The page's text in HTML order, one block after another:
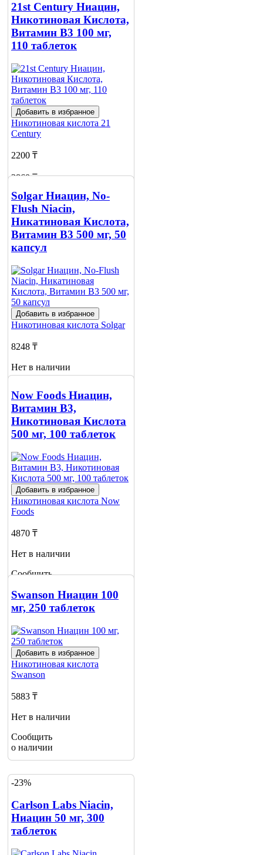
о наличии
1
21st Century Ниацин,
Никотиновая Кислота,
Витамин B3 100 мг,
110 таблеток
Добавить в избранное
Никотиновая кислота 21
Century
2200 ₸
2860 ₸
Нет в наличии
Сообщить
о наличии
3
Solgar Ниацин, No-
Flush Niacin,
Никатиновая Кислота,
Витамин B3 500 мг, 50
капсул
Добавить в избранное
Никотиновая кислота Solgar
8248 ₸
Нет в наличии
о наличии
Now Foods Ниацин,
Витамин B3,
Никотиновая Кислота
500 мг, 100 таблеток
Добавить в избранное
Никотиновая кислота Now
Foods
4870 ₸
Нет в наличии
Сообщить
Swanson Ниацин 100
мг, 250 таблеток
Добавить в избранное
Никотиновая кислота
Swanson
5883 ₸
Нет в наличии
Сообщить
о наличии
-23%
Carlson Labs Niacin,
Ниацин 50 мг, 300
таблеток